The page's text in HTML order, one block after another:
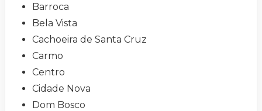
Barroca
Bela Vista
Cachoeira de Santa Cruz
Carmo
Centro
Cidade Nova
Dom Bosco